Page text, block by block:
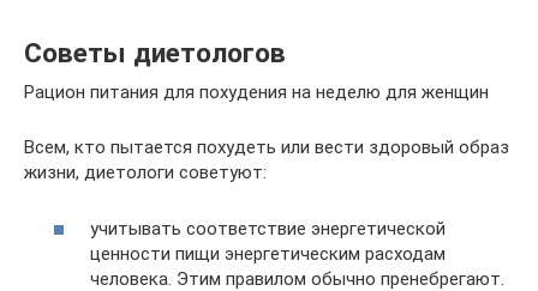
Советы диетологов
Рацион питания для похудения на неделю для женщин
Всем, кто пытается похудеть или вести здоровый образ
жизни, диетологи советуют:
учитывать соответствие энергетической
ценности пищи энергетическим расходам
человека. Этим правилом обычно пренебрегают.